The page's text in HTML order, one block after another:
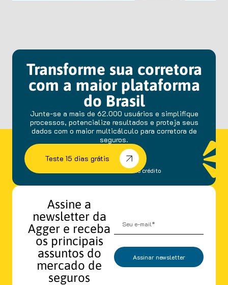
Transforme sua corretora
com a maior plataforma
do Brasil
Junte-se a mais de 62.000 usuários e simplifique
processos, potencialize resultados e proteja seus
dados com o maior multicálculo para corretora de
seguros.
Teste 15 dias grátis
sem fidelidade e cartão de crédito
Assine a
newsletter da
Agger e receba
os principais
assuntos do
mercado de
seguros
Assinar newsletter